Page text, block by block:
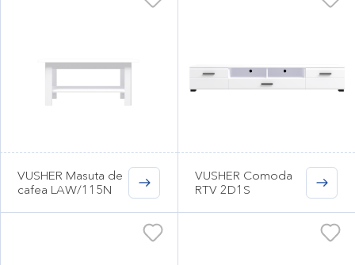
VUSHER Masuta de
cafea LAW/115N
VUSHER Comoda
RTV 2D1S